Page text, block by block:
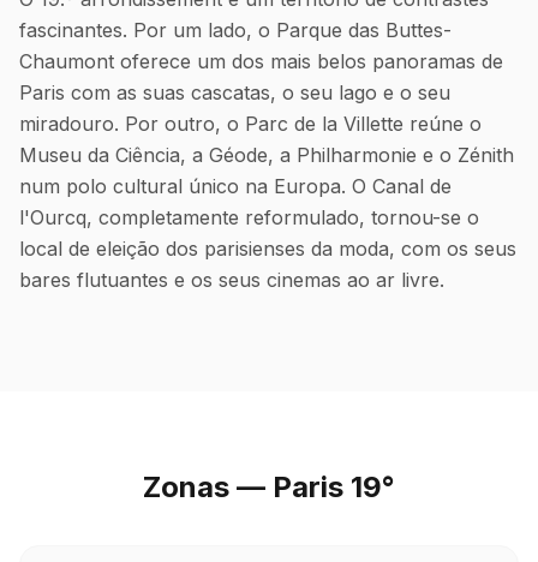
fascinantes. Por um lado, o Parque das Buttes-
Chaumont oferece um dos mais belos panoramas de
Paris com as suas cascatas, o seu lago e o seu
miradouro. Por outro, o Parc de la Villette reúne o
Museu da Ciência, a Géode, a Philharmonie e o Zénith
num polo cultural único na Europa. O Canal de
l'Ourcq, completamente reformulado, tornou-se o
local de eleição dos parisienses da moda, com os seus
bares flutuantes e os seus cinemas ao ar livre.
Zonas — Paris 19°